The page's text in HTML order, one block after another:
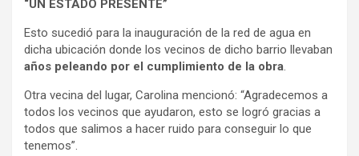
“UN ESTADO PRESENTE”
Esto sucedió para la inauguración de la red de agua en
dicha ubicación donde los vecinos de dicho barrio llevaban
años peleando por el cumplimiento de la obra.
Otra vecina del lugar, Carolina mencionó: “Agradecemos a
todos los vecinos que ayudaron, esto se logró gracias a
todos que salimos a hacer ruido para conseguir lo que
tenemos”.